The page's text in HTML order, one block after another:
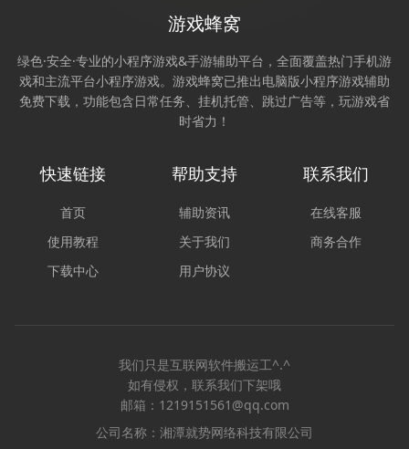
游戏蜂窝
绿色·安全·专业的小程序游戏&手游辅助平台，全面覆盖热门手机游
戏和主流平台小程序游戏。游戏蜂窝已推出电脑版小程序游戏辅助
免费下载，功能包含日常任务、挂机托管、跳过广告等，玩游戏省
时省力！
快速链接
首页
使用教程
下载中心
帮助支持
辅助资讯
关于我们
用户协议
联系我们
在线客服
商务合作
我们只是互联网软件搬运工^.^
如有侵权，联系我们下架哦
邮箱：1219151561@qq.com
公司名称：湘潭就势网络科技有限公司